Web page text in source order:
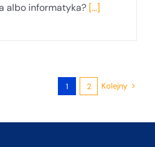
albo informatyka? [...]
1 2 Kolejny